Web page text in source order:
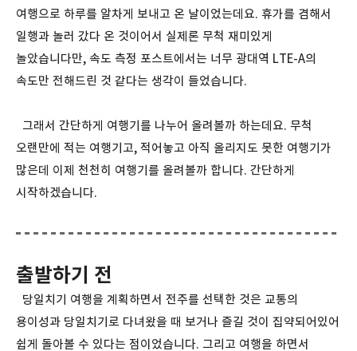
여행으로 하루를 알차게 보내고 온 날이었는데요. 휴가를 겸해서
일행과 놀러 갔다 온 것이어서 실제론 무척 재미있게
놀았습니다만, 속도 측정 포스트에서는 너무 광대역 LTE-A의
속도만 전해드린 것 같다는 생각이 들었습니다.
그래서 간단하게 여행기를 나누어 올려볼까 하는데요. 무척
오랜만에 적는 여행기고, 적어놓고 아직 올리지도 못한 여행기가
많은데 이제 천천히 여행기를 올려볼까 합니다. 간단하게
시작하겠습니다.
출발하기 전
당일치기 여행을 계획하면서 전주를 선택한 것은 교통의
용이성과 당일치기로 다녀왔을 때 보거나 즐길 것이 집약되어있어
쉽게 돌아볼 수 있다는 점이었습니다. 그리고 여행을 하면서